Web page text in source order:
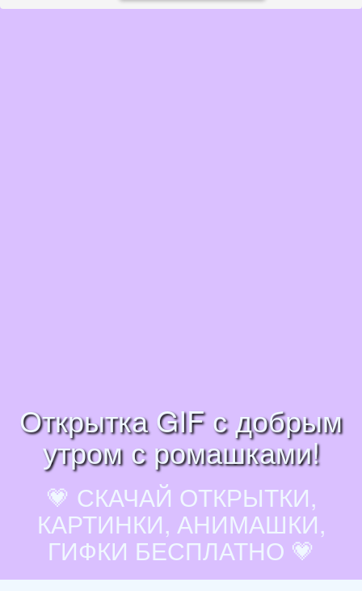
Открытка GIF с добрым
утром с ромашками!
💗 СКАЧАЙ ОТКРЫТКИ,
КАРТИНКИ, АНИМАШКИ,
ГИФКИ БЕСПЛАТНО 💗